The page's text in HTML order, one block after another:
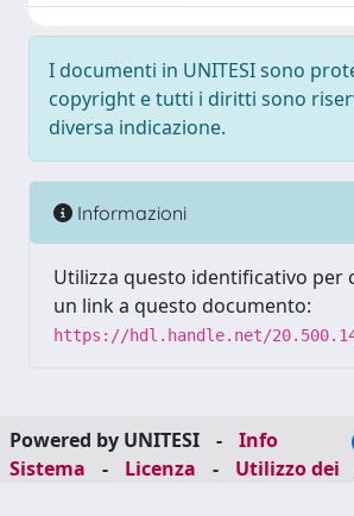
I documenti in UNITESI sono
copyright e tutti i diritti sono
diversa indicazione.
Informazioni
Utilizza questo identificativo per
un link a questo documento:
https://hdl.handle.net/
Powered by UNITESI -
Info
Sistema
- Licenza -
Utilizzo dei